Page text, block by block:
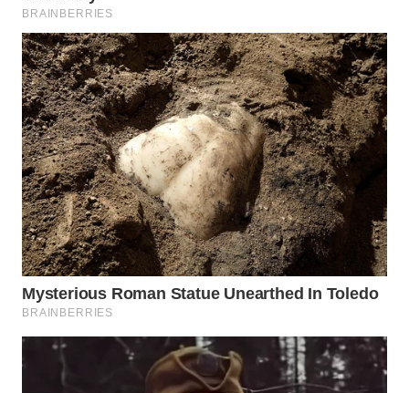
NATUNA
WN
BINTAN
WN
MANDALIKA
WN
LIKUPANG
WN
LABUANBAJO
BORNEO